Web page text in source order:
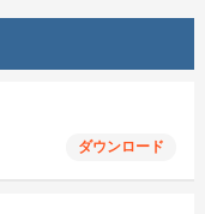
ダウンロード